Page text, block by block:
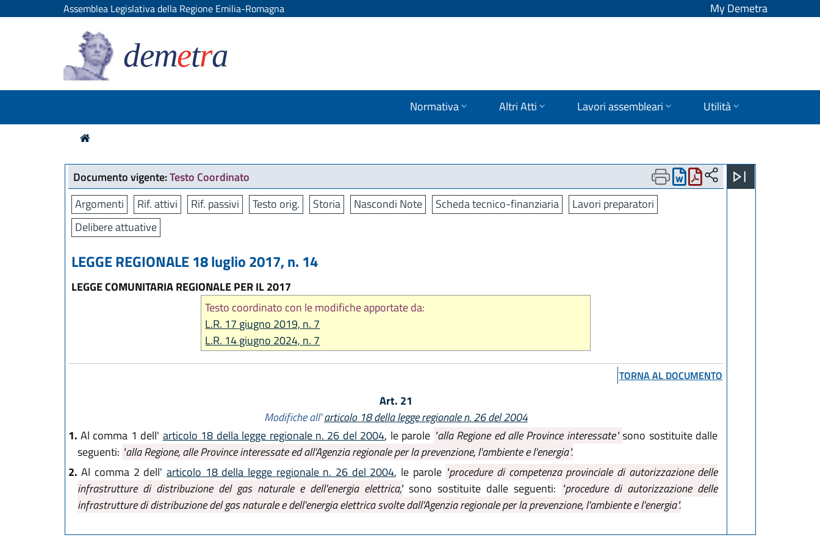
Assemblea Legislativa della Regione Emilia-Romagna My Demetra
demetra
Normativa Altri Atti Lavori assembleari Utilità
Documento vigente:Testo Coordinato
Argomenti
Rif. attivi Rif. passivi Testo orig. Storia Nascondi Note Scheda tecnico-finanziaria
Lavori preparatori
Delibere attuative
LEGGE REGIONALE 18 luglio 2017, n. 14
LEGGE COMUNITARIA REGIONALE PER IL 2017
Testo coordinato con le modifiche apportate da:
L.R. 17 giugno 2019, n. 7
L.R. 14 giugno 2024, n. 7
TORNA AL DOCUMENTO
Art. 21
Modifiche all'articolo 18 della legge regionale n. 26 del 2004
1. Al comma 1 dell' articolo 18 della legge regionale n. 26 del 2004, le parole "alla Regione ed alle Province interessate"sono sostituite dalle
seguenti: "alla Regione, alle Province interessate ed all'Agenzia regionale per la prevenzione, l'ambiente e l'energia".
2. Al comma 2 dell' articolo 18 della legge regionale n. 26 del 2004, le parole "procedure di competenza provinciale di autorizzazione delle
infrastrutture di distribuzione del gas naturale e dell'energia elettrica,"sono sostituite dalle seguenti: "procedure di autorizzazione delle
infrastrutture di distribuzione del gas naturale e dell'energia elettrica svolte dall'Agenzia regionale per la prevenzione, l'ambiente e l'energia".